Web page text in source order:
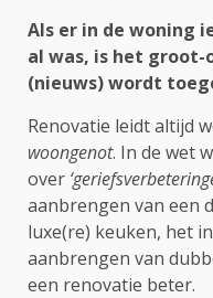
Als er in de woning
al was, is het groot-
(nieuws) wordt
Renovatie leidt altijd
woongenot. In de wet
over
aanbrengen van een
luxe(re) keuken, het
aanbrengen van
een renovatie beter.